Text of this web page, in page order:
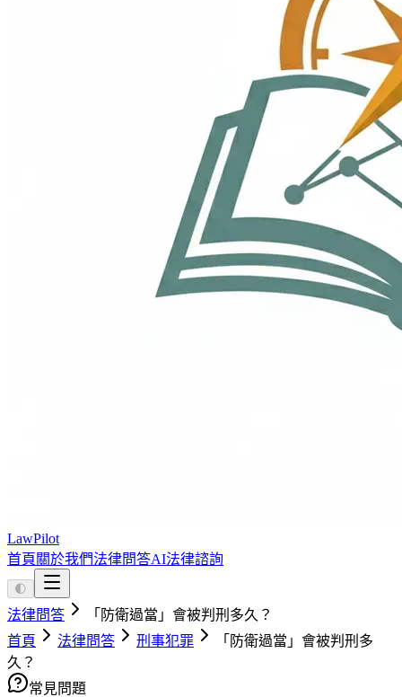
LawPilot
首頁 關於我們法律問答AI法律諮詢
🌓
法律問答
「防衛過當」會被判刑多久？
首頁
法律問答 刑事犯罪
「防衛過當」會被判刑多
久？
常見問題